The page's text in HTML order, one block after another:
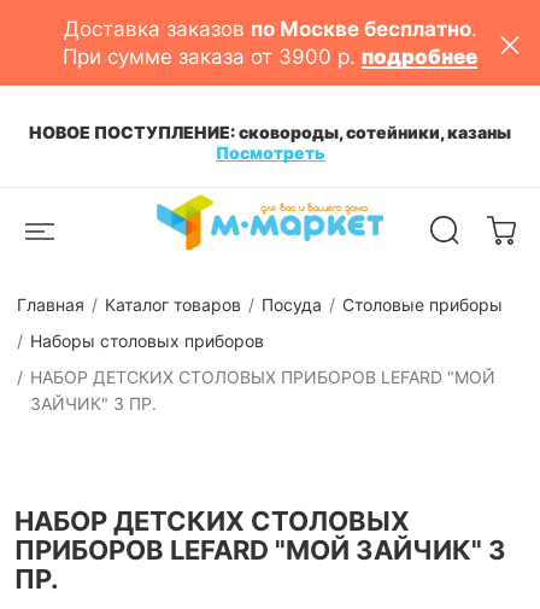
Доставка заказов по Москве бесплатно.
При сумме заказа от 3900 р. подробнее
НОВОЕ ПОСТУПЛЕНИЕ: сковороды, сотейники, казаны
Посмотреть
Главная Каталог товаров Посуда
Столовые приборы
Наборы столовых приборов
НАБОР ДЕТСКИХ СТОЛОВЫХ ПРИБОРОВ LEFARD "МОЙ
ЗАЙЧИК" 3 ПР.
НАБОР ДЕТСКИХ СТОЛОВЫХ
ПРИБОРОВ LEFARD "МОЙ ЗАЙЧИК" 3
ПР.